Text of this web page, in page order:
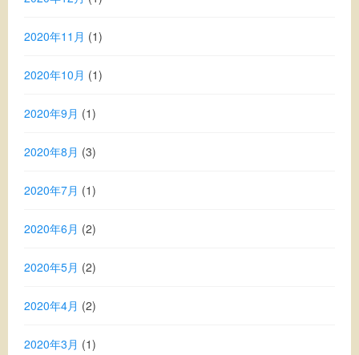
2020年11月 (1)
2020年10月 (1)
2020年9月 (1)
2020年8月 (3)
2020年7月 (1)
2020年6月 (2)
2020年5月 (2)
2020年4月 (2)
2020年3月 (1)